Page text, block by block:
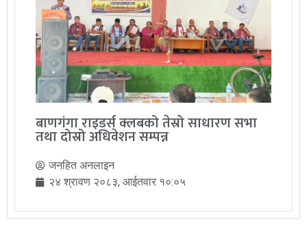
बाणगंगा राइडर्स क्लबको तेस्रो साधारण सभा
तथा दोस्रो अधिवेशन सम्पन्न
जनहित अनलाइन
२४ श्रावण २०८३, आईतवार १०:०५